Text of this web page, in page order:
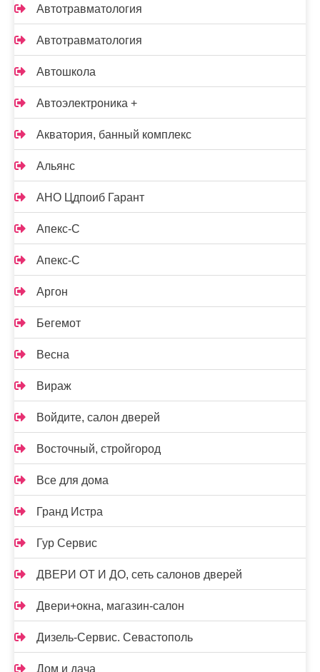
Автотравматология
Автотравматология
Автошкола
Автоэлектроника +
Акватория, банный комплекс
Альянс
АНО Цдпоиб Гарант
Апекс-С
Апекс-С
Аргон
Бегемот
Весна
Вираж
Войдите, салон дверей
Восточный, стройгород
Все для дома
Гранд Истра
Гур Сервис
ДВЕРИ ОТ И ДО, сеть салонов дверей
Двери+окна, магазин-салон
Дизель-Сервис. Севастополь
Дом и дача